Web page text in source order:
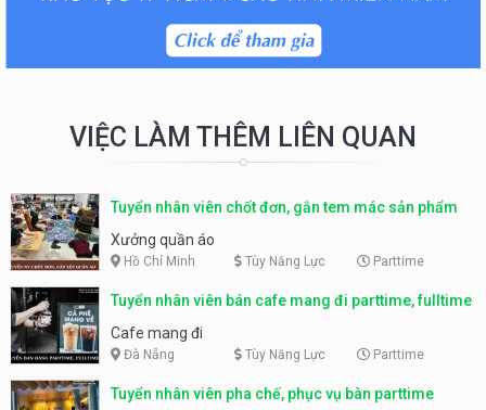
VIỆC LÀM THÊM LIÊN QUAN
Tuyển nhân viên chốt đơn, gắn tem mác sản phẩm
Xưởng quần áo
Hồ Chí Minh Tùy Năng Lực Parttime
Tuyển nhân viên bán cafe mang đi parttime, fulltime
Cafe mang đi
Đà Nẵng Tùy Năng Lực Parttime
Tuyển nhân viên pha chế, phục vụ bàn parttime